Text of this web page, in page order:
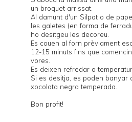
un broquet arrissat.
Al damunt d'un Silpat o de
les galetes (en forma de
ho desitgeu les decoreu.
Es couen al forn prèviament
12-15 minuts fins que
vores.
Es deixen refredar a
Si es desitja, es poden banyar
xocolata negra temperada.
Bon profit!